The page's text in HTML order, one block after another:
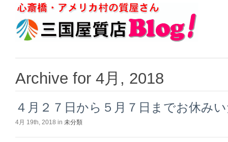
Archive for 4月, 2018
４月２７日から５月７日までお休み
4月 19th, 2018 in 未分類